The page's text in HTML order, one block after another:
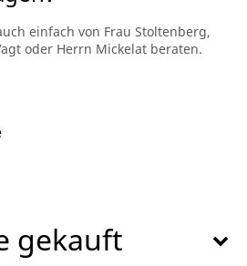
einfach von Frau Stoltenberg,
oder Herrn Mickelat beraten.
gekauft